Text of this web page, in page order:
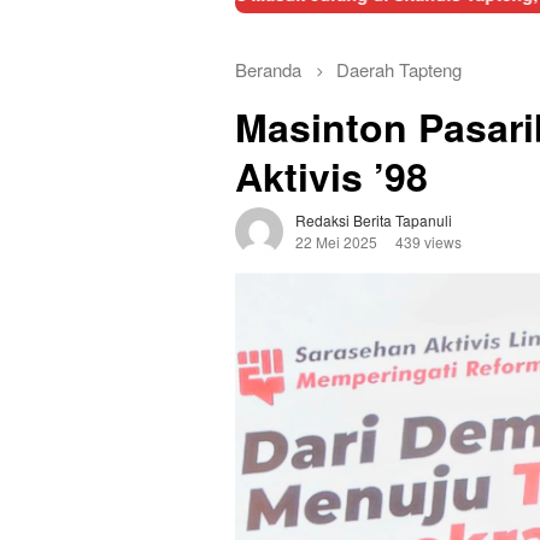
Beranda DaerahTapteng
Masinton
Aktivis ’98
Redaksi Berita Tapanuli
22 Mei 2025
439 views